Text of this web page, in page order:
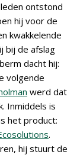
ontstond
hij voor de
kwakkelende
bij de afslag
dacht hij:
volgende
werd dat
Inmiddels is
het product:
.
hij stuurt de